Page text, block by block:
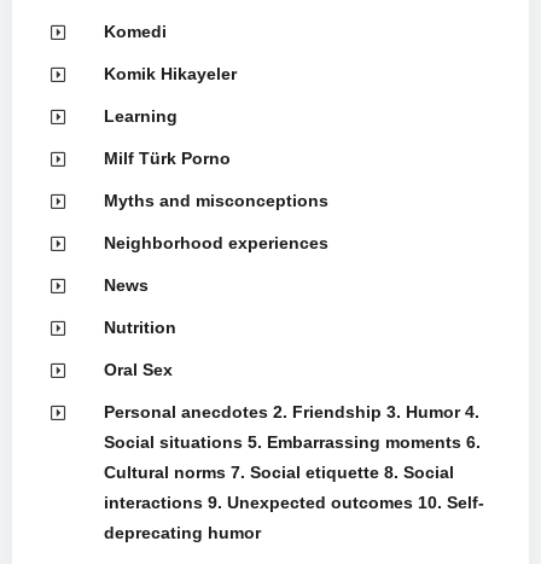
Komedi
Komik Hikayeler
Learning
Milf Türk Porno
Myths and misconceptions
Neighborhood experiences
News
Nutrition
Oral Sex
Personal anecdotes 2. Friendship 3. Humor 4.
Social situations 5. Embarrassing moments 6.
Cultural norms 7. Social etiquette 8. Social
interactions 9. Unexpected outcomes 10. Self-
deprecating humor